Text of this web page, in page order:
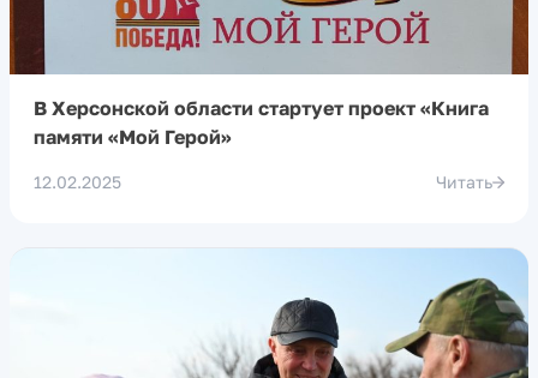
В Херсонской области стартует проект «Книга
памяти «Мой Герой»
12.02.2025 Читать